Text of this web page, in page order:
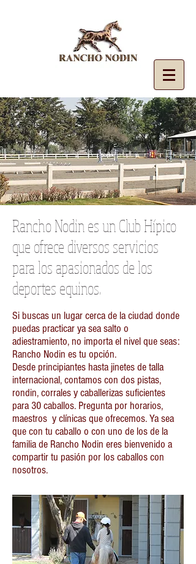
Rancho Nodin es un Club Hípico
que ofrece diversos servicios
para los apasionados de los
deportes equinos.
Si buscas un lugar cerca de la ciudad donde
puedas practicar ya sea salto o
adiestramiento, no importa el nivel que seas:
Rancho Nodin es tu opción.
Desde principiantes hasta jinetes de talla
internacional, contamos con dos pistas,
rondin, corrales y caballerizas suficientes
para 30 caballos. Pregunta por horarios,
maestros y clínicas que ofrecemos. Ya sea
que con tu caballo o con uno de los de la
familia de Rancho Nodin eres bienvenido a
compartir tu pasión por los caballos con
nosotros.